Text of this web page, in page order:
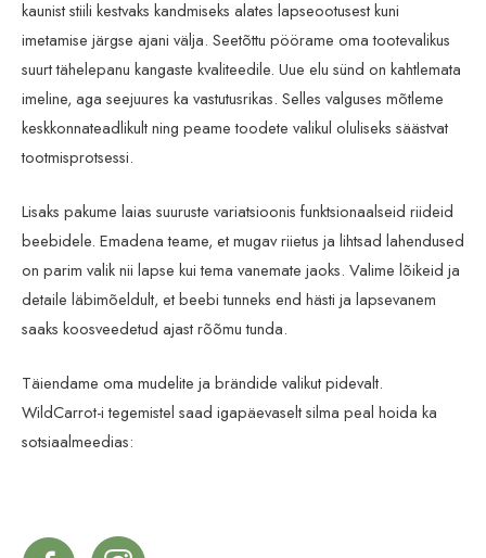
kaunist stiili kestvaks kandmiseks alates lapseootusest kuni
imetamise järgse ajani välja. Seetõttu pöörame oma tootevalikus
suurt tähelepanu kangaste kvaliteedile. Uue elu sünd on kahtlemata
imeline, aga seejuures ka vastutusrikas. Selles valguses mõtleme
keskkonnateadlikult ning peame toodete valikul oluliseks säästvat
tootmisprotsessi.
Lisaks pakume laias suuruste variatsioonis funktsionaalseid riideid
beebidele. Emadena teame, et mugav riietus ja lihtsad lahendused
on parim valik nii lapse kui tema vanemate jaoks. Valime lõikeid ja
detaile läbimõeldult, et beebi tunneks end hästi ja lapsevanem
saaks koosveedetud ajast rõõmu tunda.
Täiendame oma mudelite ja brändide valikut pidevalt.
WildCarrot-i tegemistel saad igapäevaselt silma peal hoida ka
sotsiaalmeedias: